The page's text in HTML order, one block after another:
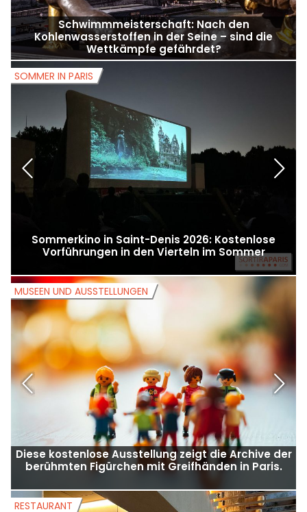
Schwimmmeisterschaft: Nach den
Kohlenwasserstoffen in der Seine – sind die
Wettkämpfe gefährdet?
Sommerkino in Saint-Denis 2026: Kostenlose
Vorführungen in den Vierteln im Sommer
SOMMER IN PARIS
Diese kostenlose Ausstellung zeigt die Archive der
berühmten Figürchen mit Greifhänden in Paris.
MUSEEN UND AUSSTELLUNGEN
RESTAURANT